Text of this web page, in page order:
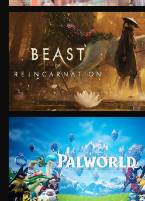
VIEW
VIEW